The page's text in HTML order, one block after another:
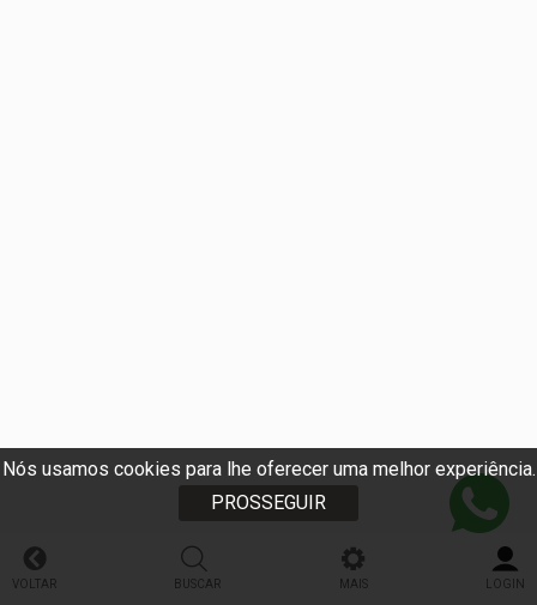
Nós usamos cookies para lhe oferecer uma melhor experiência.
PROSSEGUIR
VOLTAR BUSCAR MAIS LOGIN